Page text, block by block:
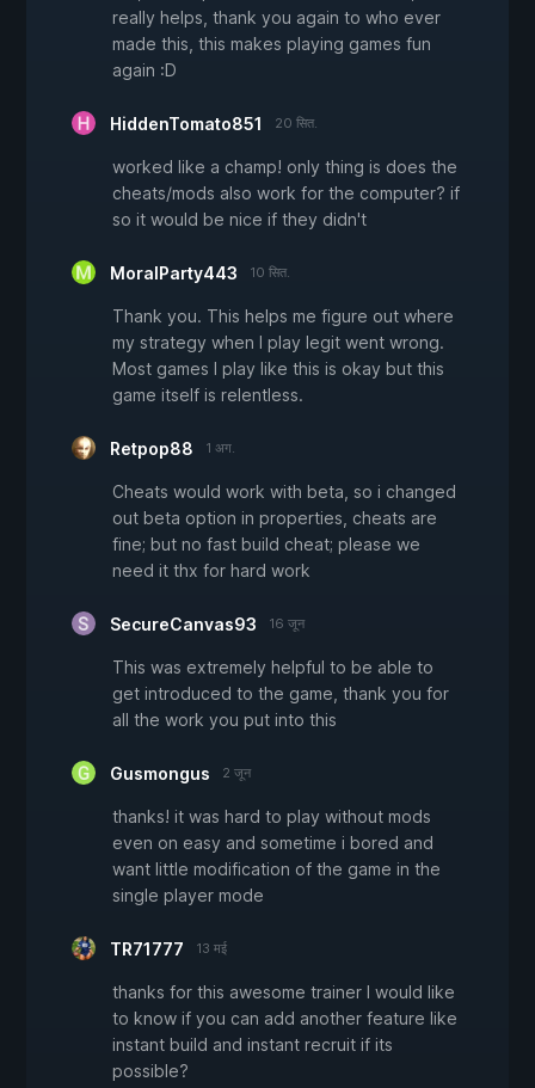
really helps, thank you again to who ever
made this, this makes playing games fun
again :D
HiddenTomato851 20 सित.
worked like a champ! only thing is does the
cheats/mods also work for the computer? if
so it would be nice if they didn't
MoralParty443 10 सित.
Thank you. This helps me figure out where
my strategy when I play legit went wrong.
Most games I play like this is okay but this
game itself is relentless.
Retpop88 1 अग.
Cheats would work with beta, so i changed
out beta option in properties, cheats are
fine; but no fast build cheat; please we
need it thx for hard work
SecureCanvas93 16 जून
This was extremely helpful to be able to
get introduced to the game, thank you for
all the work you put into this
Gusmongus 2 जून
thanks! it was hard to play without mods
even on easy and sometime i bored and
want little modification of the game in the
single player mode
TR71777 13 मई
thanks for this awesome trainer I would like
to know if you can add another feature like
instant build and instant recruit if its
possible?